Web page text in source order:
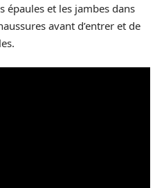
épaules et les jambes dans
avant d’entrer et de